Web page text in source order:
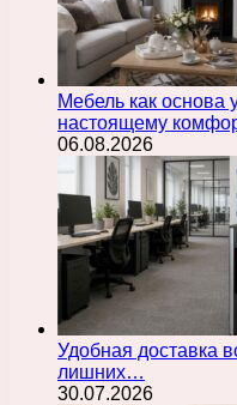
Мебель как основа
настоящему
06.08.2026
Удобная доставка
лишних…
30.07.2026